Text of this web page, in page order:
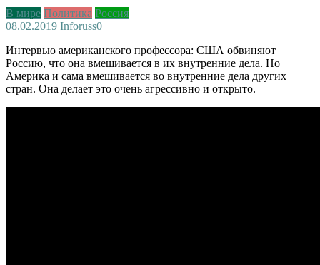
В мире Политика Россия
08.02.2019 Inforuss0
Интервью американского профессора: США обвиняют
Россию, что она вмешивается в их внутренние дела. Но
Америка и сама вмешивается во внутренние дела других
стран. Она делает это очень агрессивно и открыто.